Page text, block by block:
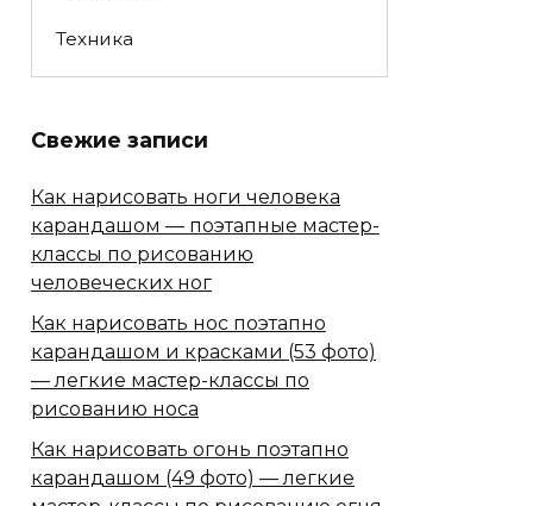
Техника
Свежие записи
Как нарисовать ноги человека
карандашом — поэтапные мастер-
классы по рисованию
человеческих ног
Как нарисовать нос поэтапно
карандашом и красками (53 фото)
— легкие мастер-классы по
рисованию носа
Как нарисовать огонь поэтапно
карандашом (49 фото) — легкие